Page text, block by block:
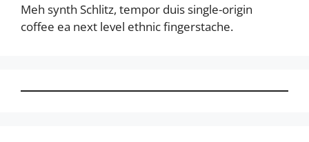
Meh synth Schlitz, tempor duis single-origin
coffee ea next level ethnic fingerstache.